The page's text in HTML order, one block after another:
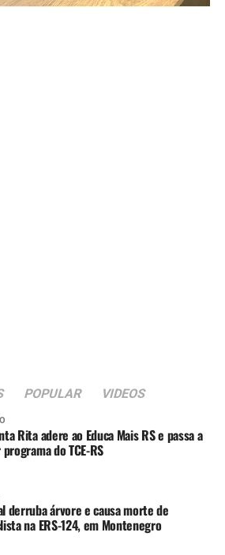
POPULAR VIDEOS
Rita adere ao Educa Mais RS e passa a
do TCE-RS
derruba árvore e causa morte de
na ERS-124, em Montenegro